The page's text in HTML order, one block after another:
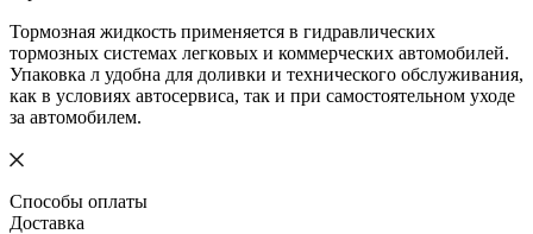
Тормозная жидкость применяется в гидравлических
тормозных системах легковых и коммерческих автомобилей.
Упаковка л удобна для доливки и технического обслуживания,
как в условиях автосервиса, так и при самостоятельном уходе
за автомобилем.
Способы оплаты
Доставка